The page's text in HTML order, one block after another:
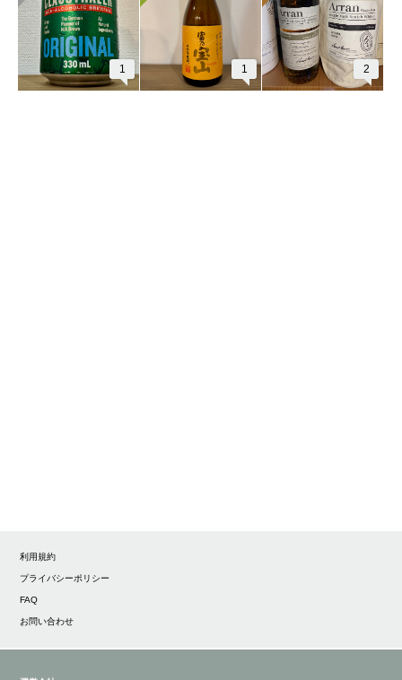
1 1 2
利用規約
プライバシーポリシー
FAQ
お問い合わせ